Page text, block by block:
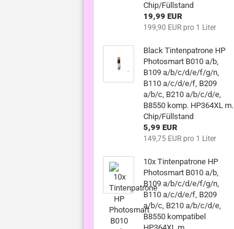
Chip/Füllstand
19,99 EUR
199,90 EUR pro 1 Liter
Black Tintenpatrone HP
Photosmart B010 a/b,
B109 a/b/c/d/e/f/g/n,
B110 a/c/d/e/f, B209
a/b/c, B210 a/b/c/d/e,
B8550 komp. HP364XL m.
Chip/Füllstand
5,99 EUR
149,75 EUR pro 1 Liter
10x Tintenpatrone HP
Photosmart B010 a/b,
B109 a/b/c/d/e/f/g/n,
B110 a/c/d/e/f, B209
a/b/c, B210 a/b/c/d/e,
B8550 kompatibel